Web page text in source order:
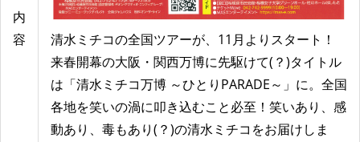
内
容
清水ミチコの全国ツアーが、11月よりスタート！
来春開幕の大阪・関西万博に先駆けて(？)タイトル
は「清水ミチコ万博 ～ひとりPARADE～」に。全国
各地を笑いの渦に叩き込むこと必至！笑いあり、感
動あり、毒もあり(？)の清水ミチコをお届けしま